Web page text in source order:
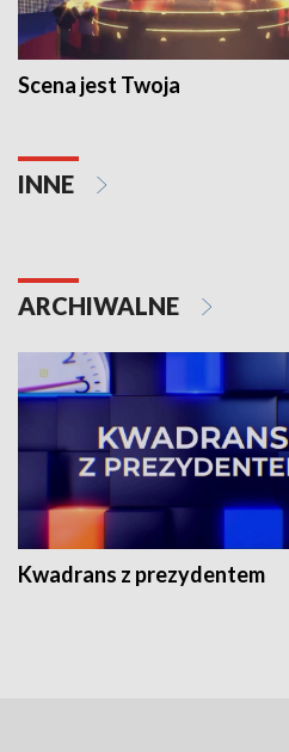
Scena jest Twoja
INNE
ARCHIWALNE
Kwadrans z prezydentem